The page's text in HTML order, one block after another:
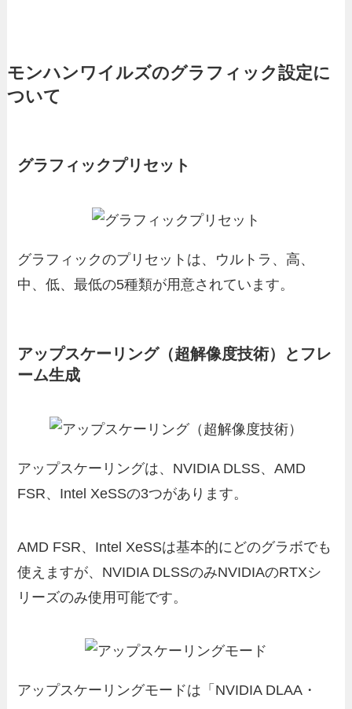
モンハンワイルズのグラフィック設定に
ついて
グラフィックプリセット
グラフィックのプリセットは、ウルトラ、高、
中、低、最低の5種類が用意されています。
アップスケーリング（超解像度技術）とフレ
ーム生成
アップスケーリングは、NVIDIA DLSS、AMD
FSR、Intel XeSSの3つがあります。
AMD FSR、Intel XeSSは基本的にどのグラボでも
使えますが、NVIDIA DLSSのみNVIDIAのRTXシ
リーズのみ使用可能です。
アップスケーリングモードは「NVIDIA DLAA・